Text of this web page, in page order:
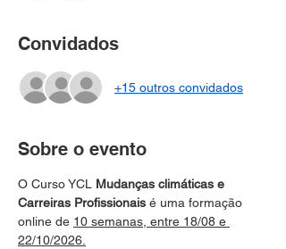
Convidados
+15 outros convidados
Sobre o evento
O Curso YCL Mudanças climáticas e
Carreiras Profissionais é uma formação
online de 10 semanas, entre 18/08 e
22/10/2026.